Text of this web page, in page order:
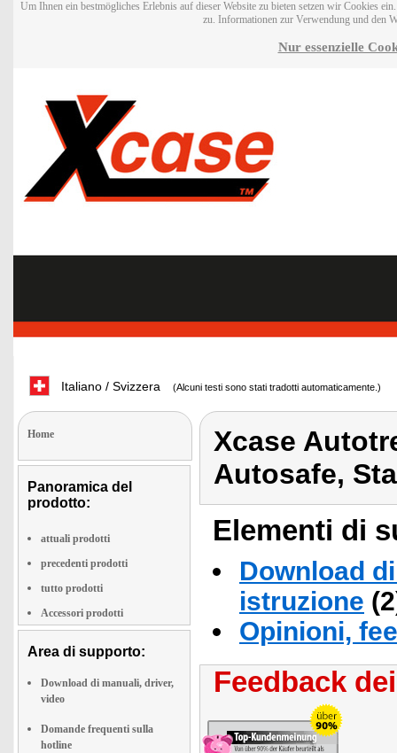
Um Ihnen ein bestmögliches Erlebnis auf dieser Website zu bieten setzen wir Cookies
zu. Informationen zur Verwendung und den
Nur essenzielle
Italiano / Svizzera (Alcuni testi sono stati tradotti automaticamente.)
Home
Panoramica del
prodotto:
attuali prodotti
precedenti prodotti
tutto prodotti
Accessori prodotti
Area di supporto:
Download di manuali, driver,
video
Domande frequenti sulla
hotline
Xcase
Autosafe,
Elementi di
Download
istruzione
Opinioni,
Feedback